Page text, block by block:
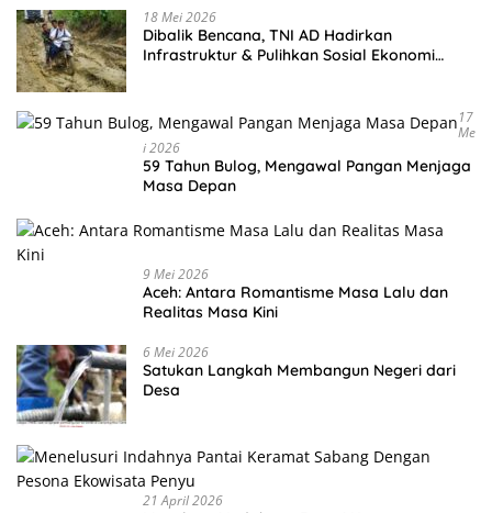
18 Mei 2026
Dibalik Bencana, TNI AD Hadirkan
Infrastruktur & Pulihkan Sosial Ekonomi
17
Me
I 2026
59 Tahun Bulog, Mengawal Pangan Menjaga
Masa Depan
9 Mei 2026
Aceh: Antara Romantisme Masa Lalu dan
Realitas Masa Kini
6 Mei 2026
Satukan Langkah Membangun Negeri dari
Desa
21 April 2026